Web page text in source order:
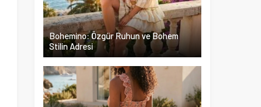
Bohemino: Özgür Ruhun ve Bohem
Stilin Adresi